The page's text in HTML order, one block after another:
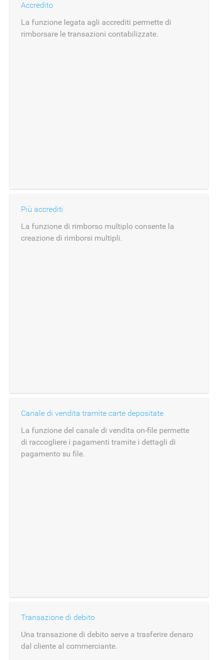
Accredito
La funzione legata agli accrediti permette di
rimborsare le transazioni contabilizzate.
Più accrediti
La funzione di rimborso multiplo consente la
creazione di rimborsi multipli.
Canale di vendita tramite carte depositate
La funzione del canale di vendita on-file permette
di raccogliere i pagamenti tramite i dettagli di
pagamento su file.
Transazione di debito
Una transazione di debito serve a trasferire denaro
dal cliente al commerciante.